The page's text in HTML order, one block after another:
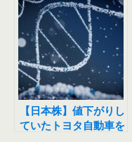
【日本株】値下がりし
ていたトヨタ自動車を